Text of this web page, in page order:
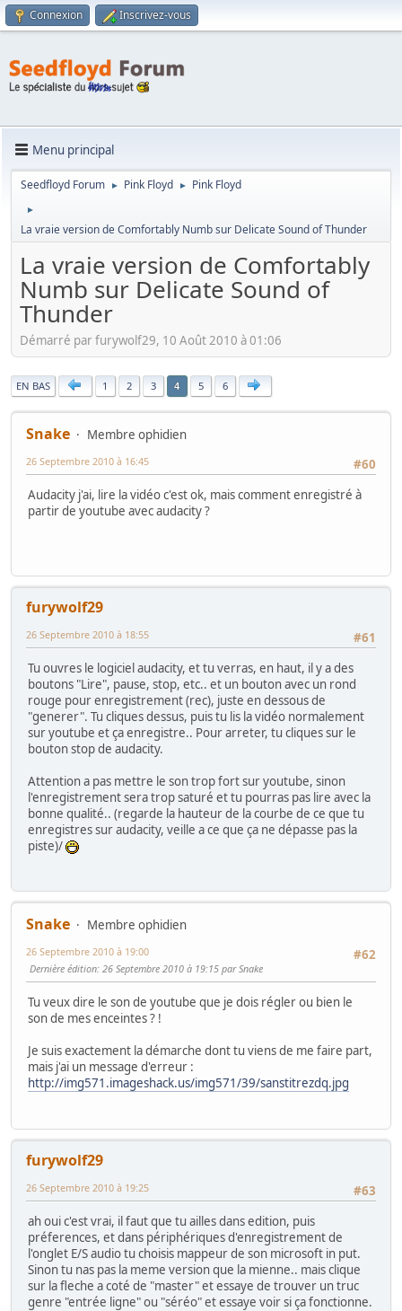
Connexion Inscrivez-vous
Menu principal
Seedfloyd Forum ► Pink Floyd ► Pink Floyd
►
La vraie version de Comfortably Numb sur Delicate Sound of Thunder
La vraie version de Comfortably
Numb sur Delicate Sound of
Thunder
Démarré par furywolf29, 10 Août 2010 à 01:06
EN BAS 1 2 3 4 5 6
Snake
Membre ophidien
#60
26 Septembre 2010 à 16:45
Audacity j'ai, lire la vidéo c'est ok, mais comment enregistré à
partir de youtube avec audacity ?
furywolf29
#61
26 Septembre 2010 à 18:55
Tu ouvres le logiciel audacity, et tu verras, en haut, il y a des
boutons "Lire", pause, stop, etc.. et un bouton avec un rond
rouge pour enregistrement (rec), juste en dessous de
"generer". Tu cliques dessus, puis tu lis la vidéo normalement
sur youtube et ça enregistre.. Pour arreter, tu cliques sur le
bouton stop de audacity.
Attention a pas mettre le son trop fort sur youtube, sinon
l'enregistrement sera trop saturé et tu pourras pas lire avec la
bonne qualité.. (regarde la hauteur de la courbe de ce que tu
enregistres sur audacity, veille a ce que ça ne dépasse pas la
piste)/
Snake
Membre ophidien
#62
26 Septembre 2010 à 19:00
Dernière édition: 26 Septembre 2010 à 19:15 par Snake
Tu veux dire le son de youtube que je dois régler ou bien le
son de mes enceintes ? !
Je suis exactement la démarche dont tu viens de me faire part,
mais j'ai un message d'erreur :
http://img571.imageshack.us/img571/39/sanstitrezdq.jpg
furywolf29
#63
26 Septembre 2010 à 19:25
ah oui c'est vrai, il faut que tu ailles dans edition, puis
préferences, et dans périphériques d'enregistrement de
l'onglet E/S audio tu choisis mappeur de son microsoft in put.
Sinon tu nas pas la meme version que la mienne.. mais clique
sur la fleche a coté de "master" et essaye de trouver un truc
genre "entrée ligne" ou "séréo" et essaye voir si ça fonctionne.